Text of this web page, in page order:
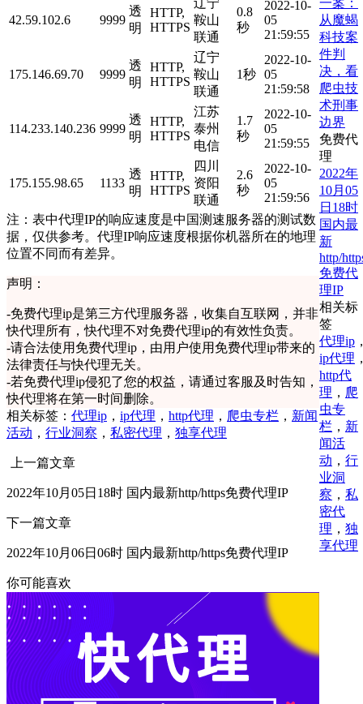
42.59.102.6 9999
透
明
HTTP,
HTTPS
辽宁
鞍山
联通
0.8
秒
2022-10-
05
21:59:55
175.146.69.70 9999
透
明
HTTP,
HTTPS
辽宁
鞍山
联通
1秒
2022-10-
05
21:59:58
114.233.140.236 9999
透
明
HTTP,
HTTPS
江苏
泰州
电信
1.7
秒
2022-10-
05
21:59:55
175.155.98.65 1133
透
明
HTTP,
HTTPS
四川
资阳
联通
2.6
秒
2022-10-
05
21:59:56
注：表中代理IP的响应速度是中国测速服务器的测试数
据，仅供参考。代理IP响应速度根据你机器所在的地理
位置不同而有差异。
声明：
-免费代理ip是第三方代理服务器，收集自互联网，并非
快代理所有，快代理不对免费代理ip的有效性负责。
-请合法使用免费代理ip，由用户使用免费代理ip带来的
法律责任与快代理无关。
-若免费代理ip侵犯了您的权益，请通过客服及时告知，
快代理将在第一时间删除。
相关标签： 代理ip ， ip代理 ， http代理 ， 爬虫专栏 ， 新闻
活动 ， 行业洞察 ， 私密代理 ， 独享代理
上一篇文章
2022年10月05日18时 国内最新http/https免费代理IP
下一篇文章
2022年10月06日06时 国内最新http/https免费代理IP
你可能喜欢
一案：
从魔蝎
科技案
件判
决，看
爬虫技
术刑事
边界
免费代
理
2022年
10月05
日18时
国内最
新
http/
免费代
理IP
相关标
签
代理ip
ip代理
http代
理 ， 爬
虫专
栏 ， 新
闻活
动 ， 行
业洞
察 ， 私
密代
理 ， 独
享代理